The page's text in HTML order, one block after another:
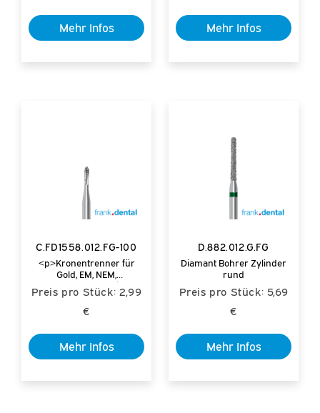
Mehr Infos Mehr Infos
C.FD1558.012.FG-100
<p>Kronentrenner für
Gold, EM, NEM,
Einmalnutzung</p>
Preis pro Stück: 2,99
€
Mehr Infos
D.882.012.G.FG
Diamant Bohrer Zylinder
rund
Preis pro Stück: 5,69
€
Mehr Infos